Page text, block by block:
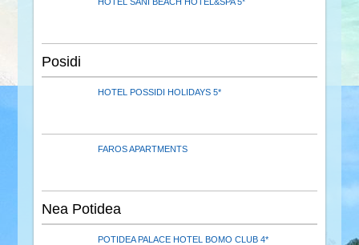
Posidi
HOTEL POSSIDI HOLIDAYS 5*
FAROS APARTMENTS
Nea Potidea
POTIDEA PALACE HOTEL BOMO CLUB 4*